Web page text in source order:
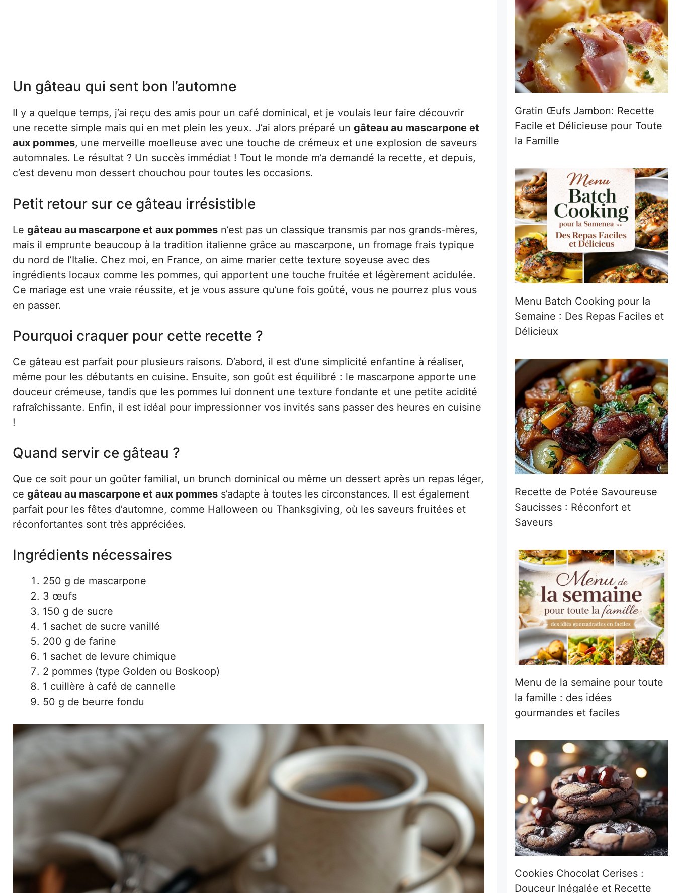
Un gâteau qui sent bon l’automne
Il y a quelque temps, j’ai reçu des amis pour un café dominical, et je voulais leur faire découvrir
une recette simple mais qui en met plein les yeux. J’ai alors préparé un gâteau au mascarpone et
aux pommes, une merveille moelleuse avec une touche de crémeux et une explosion de saveurs
automnales. Le résultat ? Un succès immédiat ! Tout le monde m’a demandé la recette, et depuis,
c’est devenu mon dessert chouchou pour toutes les occasions.
Petit retour sur ce gâteau irrésistible
Le gâteau au mascarpone et aux pommes n’est pas un classique transmis par nos grands-mères,
mais il emprunte beaucoup à la tradition italienne grâce au mascarpone, un fromage frais typique
du nord de l’Italie. Chez moi, en France, on aime marier cette texture soyeuse avec des
ingrédients locaux comme les pommes, qui apportent une touche fruitée et légèrement acidulée.
Ce mariage est une vraie réussite, et je vous assure qu’une fois goûté, vous ne pourrez plus vous
en passer.
Pourquoi craquer pour cette recette ?
Ce gâteau est parfait pour plusieurs raisons. D’abord, il est d’une simplicité enfantine à réaliser,
même pour les débutants en cuisine. Ensuite, son goût est équilibré : le mascarpone apporte une
douceur crémeuse, tandis que les pommes lui donnent une texture fondante et une petite acidité
rafraîchissante. Enfin, il est idéal pour impressionner vos invités sans passer des heures en cuisine
!
Quand servir ce gâteau ?
Que ce soit pour un goûter familial, un brunch dominical ou même un dessert après un repas léger,
ce gâteau au mascarpone et aux pommes s’adapte à toutes les circonstances. Il est également
parfait pour les fêtes d’automne, comme Halloween ou Thanksgiving, où les saveurs fruitées et
réconfortantes sont très appréciées.
Ingrédients nécessaires
250 g de mascarpone
3 œufs
150 g de sucre
1 sachet de sucre vanillé
200 g de farine
1 sachet de levure chimique
2 pommes (type Golden ou Boskoop)
1 cuillère à café de cannelle
50 g de beurre fondu
Gratin Œufs Jambon: Recette
Facile et Délicieuse pour Toute
la Famille
Menu Batch Cooking pour la
Semaine : Des Repas Faciles et
Délicieux
Recette de Potée Savoureuse
Saucisses : Réconfort et
Saveurs
Menu de la semaine pour toute
la famille : des idées
gourmandes et faciles
Cookies Chocolat Cerises :
Douceur Inégalée et Recette